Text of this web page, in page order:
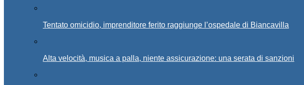
Tentato omicidio, imprenditore ferito raggiunge l’ospedale di Biancavilla
Alta velocità, musica a palla, niente assicurazione: una serata di sanzioni